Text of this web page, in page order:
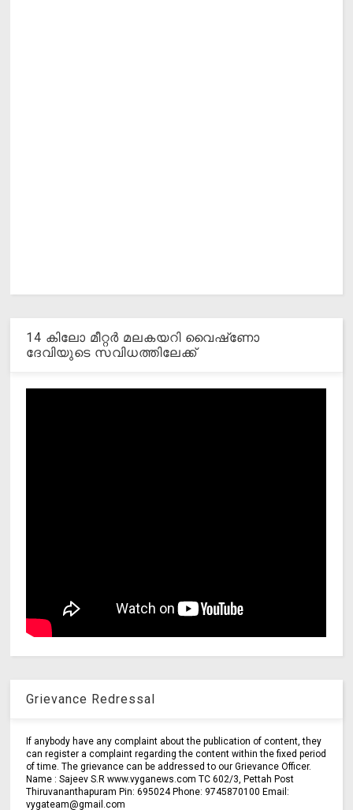
14 കിലോ മീറ്റര്‍ മലകയറി വൈഷ്‌ണോ
ദേവിയുടെ സവിധത്തിലേക്ക്
Grievance Redressal
If anybody have any complaint about the publication of content, they
can register a complaint regarding the content within the fixed period
of time. The grievance can be addressed to our Grievance Officer.
Name : Sajeev S.R www.vyganews.com TC 602/3, Pettah Post
Thiruvananthapuram Pin: 695024 Phone: 9745870100 Email:
vygateam@gmail.com